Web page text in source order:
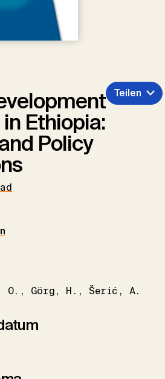
Ethiopia:
Policy
Teilen
O. Görg H. Šerić A.